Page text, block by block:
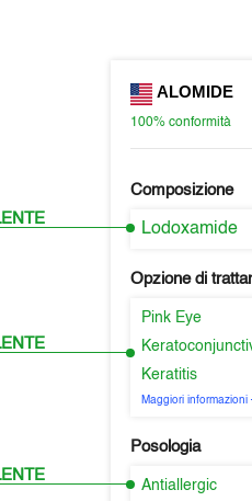
ALOMIDE
100% conformità
Composizione
Lodoxamide
Opzione di
Pink Eye
Keratitis
Maggiori informazioni
Posologia
Antiallergic